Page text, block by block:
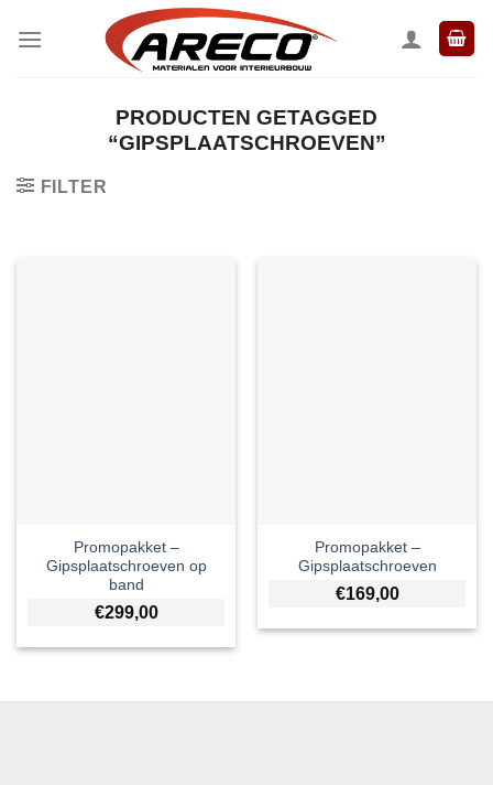
naar
PRODUCTEN GETAGGED
“GIPSPLAATSCHROEVEN”
FILTER
Promopakket –
Gipsplaatschroeven op
band
€299,00
Promopakket –
Gipsplaatschroeven
€169,00